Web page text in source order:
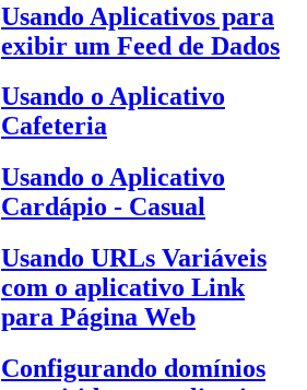
Usando Aplicativos para
exibir um Feed de Dados
Usando o Aplicativo
Cafeteria
Usando o Aplicativo
Cardápio - Casual
Usando URLs Variáveis
com o aplicativo Link
para Página Web
Configurando domínios